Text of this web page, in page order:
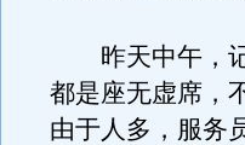
昨天中午，记
都是座无虚席，
由于人多，服务